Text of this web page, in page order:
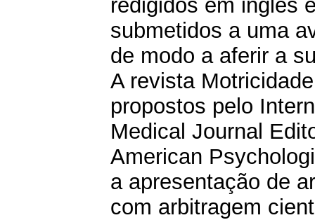
redigidos em inglês
submetidos a uma
de modo a aferir a
A revista
propostos pelo
Medical Journal
American
a apresentação de
com arbitragem